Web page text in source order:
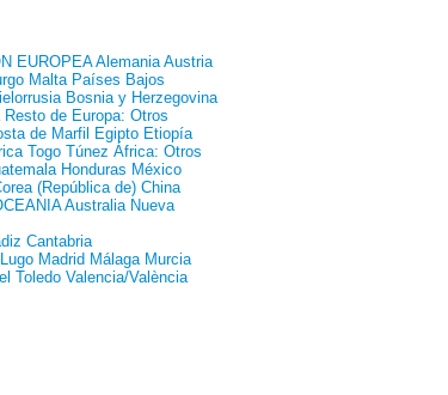
EUROPEAAlemania Austria
Malta Países Bajos
Bosnia y Herzegovina
Resto de Europa: Otros
de Marfil Egipto Etiopía
Togo Túnez África: Otros
Honduras México
(República de) China
Australia Nueva
Cantabria
Lugo Madrid Málaga Murcia
Toledo Valencia/València